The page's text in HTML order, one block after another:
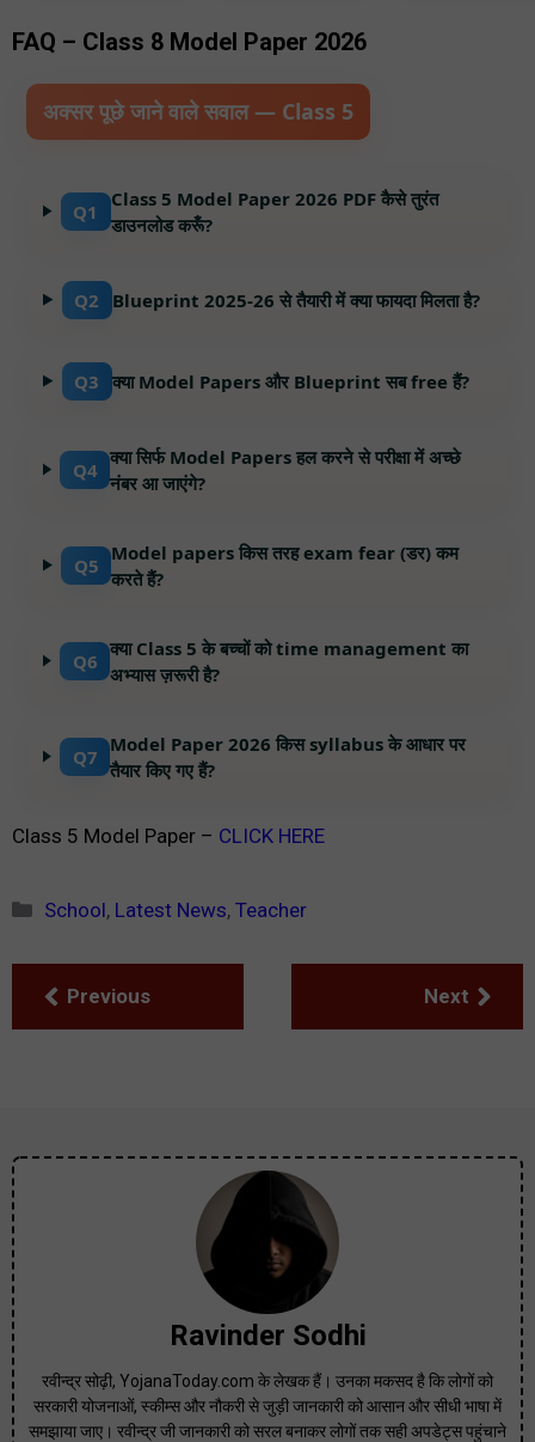
FAQ – Class 8 Model Paper 2026
अक्सर पूछे जाने वाले सवाल — Class 5
Q1
Class 5 Model Paper 2026 PDF कैसे तुरंत
डाउनलोड करूँ?
Q2 Blueprint 2025-26 से तैयारी में क्या फायदा मिलता है?
Q3 क्या Model Papers और Blueprint सब free हैं?
Q4
क्या सिर्फ Model Papers हल करने से परीक्षा में अच्छे
नंबर आ जाएंगे?
Q5
Model papers किस तरह exam fear (डर) कम
करते हैं?
Q6
क्या Class 5 के बच्चों को time management का
अभ्यास ज़रूरी है?
Q7
Model Paper 2026 किस syllabus के आधार पर
तैयार किए गए हैं?
Class 5 Model Paper – CLICK HERE
Categories
School, Latest News,Teacher
Previous Next
Ravinder Sodhi
रवीन्द्र सोढ़ी, YojanaToday.com के लेखक हैं। उनका मकसद है कि लोगों को
सरकारी योजनाओं, स्कीम्स और नौकरी से जुड़ी जानकारी को आसान और सीधी भाषा में
समझाया जाए। रवीन्द्र जी जानकारी को सरल बनाकर लोगों तक सही अपडेट्स पहुंचाने